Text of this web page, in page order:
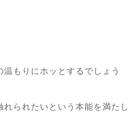
もりにホッとするでしょう
られたいという本能を満たし